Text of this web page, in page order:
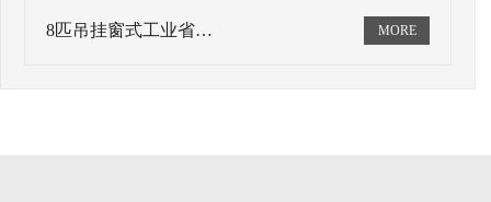
8匹吊挂窗式工业省…